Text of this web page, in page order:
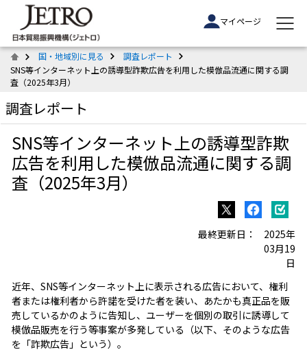
マイページ
国・地域別に見る
調査レポート
SNS等インターネット上の誘導型詐欺広告を利用した模倣品流通に関する調
査（2025年3月）
調査レポート
SNS等インターネット上の誘導型詐欺
広告を利用した模倣品流通に関する調
査（2025年3月）
2025年
03月19
日
最終更新日：
近年、SNS等インターネット上に表示される広告において、権利
者または権利者から許諾を受けた者を装い、あたかも真正品を販
売しているかのように告知し、ユーザーを個別の取引に誘導して
模倣品販売を行う等事案が多発している（以下、そのような広告
を「詐欺広告」という）。